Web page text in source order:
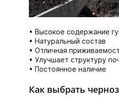
Высокое содержание
Натуральный состав
Отличная
Улучшает структуру
Постоянное наличие
Как выбрать